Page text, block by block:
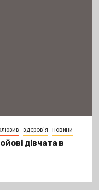
здоров'я новини
дівчата в